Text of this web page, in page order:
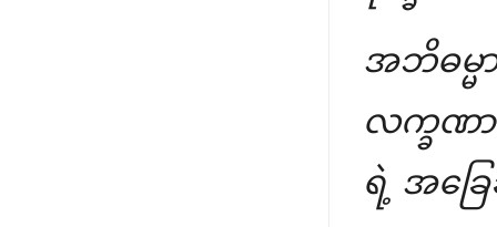
အဘိဓမ္
လက္ခဏ
ရဲ့ အခြ